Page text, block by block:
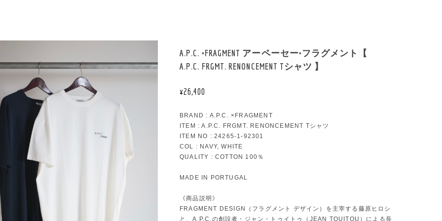
A.P.C. ×FRAGMENT アーペーセー×フラグメント【
A.P.C. FRGMT. RENONCEMENT Tシャツ 】
¥26,400
BRAND : A.P.C. ×FRAGMENT
ITEM : A.P.C. FRGMT. RENONCEMENT Tシャツ
ITEM NO : 24265-1-92301
COL : NAVY, WHITE
QUALITY : COTTON 100％
MADE IN PORTUGAL
《商品説明》
FRAGMENT DESIGN（フラグメント デザイン）を主宰する藤原ヒロシ
と、A.P.C.の創設者・ジャン・トゥイトゥ（JEAN TOUITOU）による長